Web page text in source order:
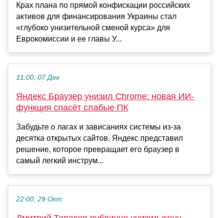
Крах плана по прямой конфискации российских
активов для финансирования Украины стал
«глубоко унизительной сменой курса» для
Еврокомиссии и ее главы У...
11:00, 07 Дек
Яндекс Браузер унизил Chrome: новая ИИ-
функция спасёт слабые ПК
Забудьте о лагах и зависаниях системы из-за
десятка открытых сайтов. Яндекс представил
решение, которое превращает его браузер в
самый легкий инструм...
22:00, 29 Окт